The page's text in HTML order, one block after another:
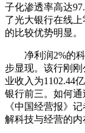
子化渗透率高达
了光大银行在线
的比较优势明显。
净利润2%的科
步显现。该行刚
业收入为1102.44
银行前三。如何通
《中国经营报》
解科技与经营的内